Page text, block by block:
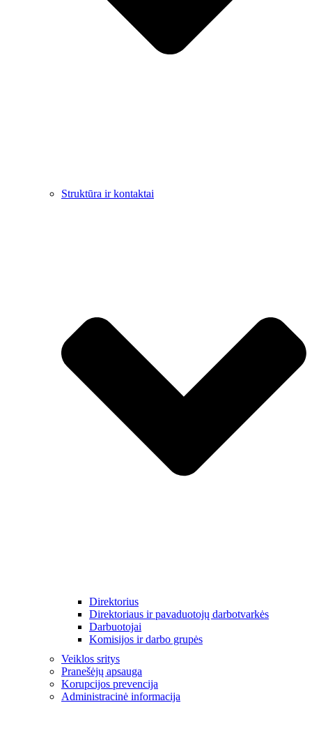
Struktūra ir kontaktai
Direktorius
Direktoriaus ir pavaduotojų darbotvarkės
Darbuotojai
Komisijos ir darbo grupės
Veiklos sritys
Pranešėjų apsauga
Korupcijos prevencija
Administracinė informacija